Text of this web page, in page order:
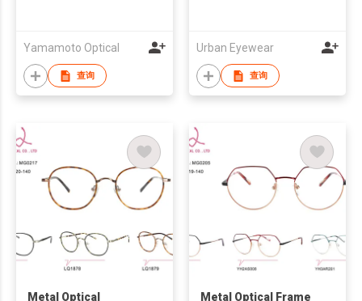
Yamamoto Optical
查询
Urban Eyewear
查询
Metal Optical
Metal Optical Frame